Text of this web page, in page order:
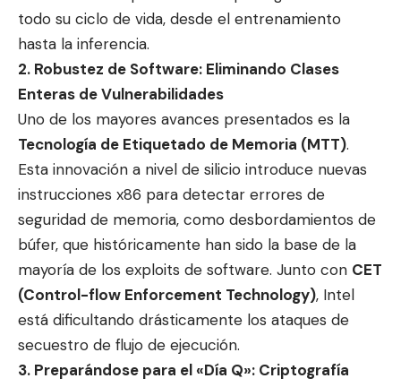
todo su ciclo de vida, desde el entrenamiento
hasta la inferencia.
2. Robustez de Software: Eliminando Clases
Enteras de Vulnerabilidades
Uno de los mayores avances presentados es la
Tecnología de Etiquetado de Memoria (MTT).
Esta innovación a nivel de silicio introduce nuevas
instrucciones x86 para detectar errores de
seguridad de memoria, como desbordamientos de
búfer, que históricamente han sido la base de la
mayoría de los exploits de software. Junto con CET
(Control-flow Enforcement Technology), Intel
está dificultando drásticamente los ataques de
secuestro de flujo de ejecución.
3. Preparándose para el «Día Q»: Criptografía